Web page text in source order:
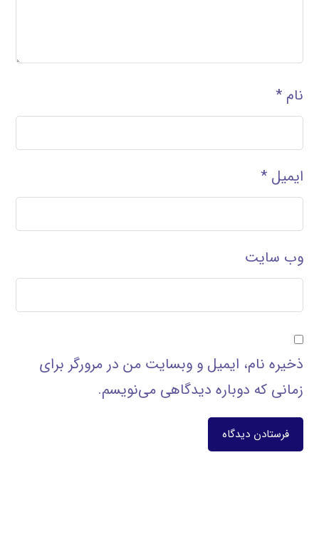
نام*
ایمیل*
وب‌ سایت
ذخیره نام، ایمیل و وبسایت من در مرورگر برای
زمانی که دوباره دیدگاهی می‌نویسم.
فرستادن دیدگاه